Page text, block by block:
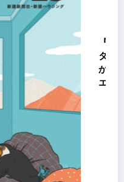
ワーズ・ノース』『大阪梅
『HEP ファイブ』において
コーポレートPPA」による
を開始します
reserved. | Powered By